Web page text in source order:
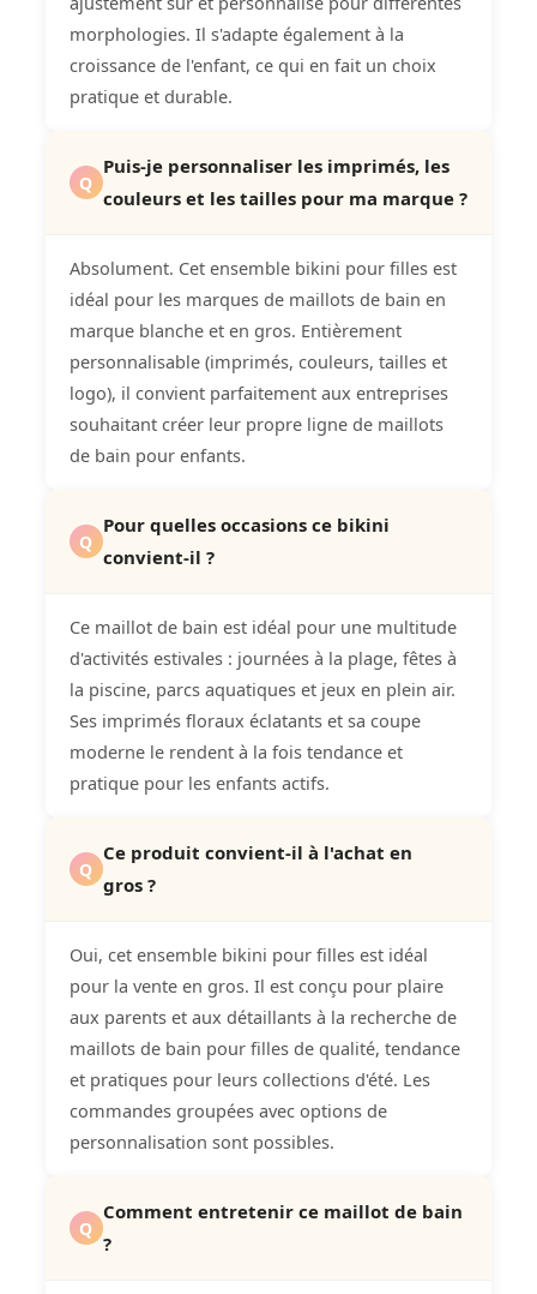
morphologies. Il s'adapte également à la
croissance de l'enfant, ce qui en fait un choix
pratique et durable.
Q
Puis-je personnaliser les imprimés, les
couleurs et les tailles pour ma marque ?
Absolument. Cet ensemble bikini pour filles est
idéal pour les marques de maillots de bain en
marque blanche et en gros. Entièrement
personnalisable (imprimés, couleurs, tailles et
logo), il convient parfaitement aux entreprises
souhaitant créer leur propre ligne de maillots
de bain pour enfants.
Q
Pour quelles occasions ce bikini
convient-il ?
Ce maillot de bain est idéal pour une multitude
d'activités estivales : journées à la plage, fêtes à
la piscine, parcs aquatiques et jeux en plein air.
Ses imprimés floraux éclatants et sa coupe
moderne le rendent à la fois tendance et
pratique pour les enfants actifs.
Q
Ce produit convient-il à l'achat en
gros ?
Oui, cet ensemble bikini pour filles est idéal
pour la vente en gros. Il est conçu pour plaire
aux parents et aux détaillants à la recherche de
maillots de bain pour filles de qualité, tendance
et pratiques pour leurs collections d'été. Les
commandes groupées avec options de
personnalisation sont possibles.
Q
Comment entretenir ce maillot de bain
?